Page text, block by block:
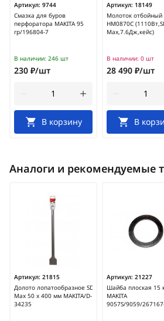
Артикул: 9744
Смазка для буров
перфоратора MAKITA 95
гр/196804-7
В наличии: 246 шт
230 ₽/шт
В корзину
Артикул: 18149
Молоток отбойный
HM0870C
Max,7.6Дж,кейс)
В наличии: 0 шт
28 490 ₽/шт
В
Аналоги и рекомендуемые
Артикул: 21815
Долото лопатообразное SDS-
Max 50 х 400 мм MAKITA/D-
34235
Артикул: 21227
Шайба плоская 15
MAKITA
9057S/9059/